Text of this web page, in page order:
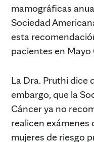
mamográficas
Sociedad
esta
pacientes en Mayo
La Dra. Pruthi dice
embargo, que la
Cáncer ya no
realicen exámenes
mujeres de riesgo